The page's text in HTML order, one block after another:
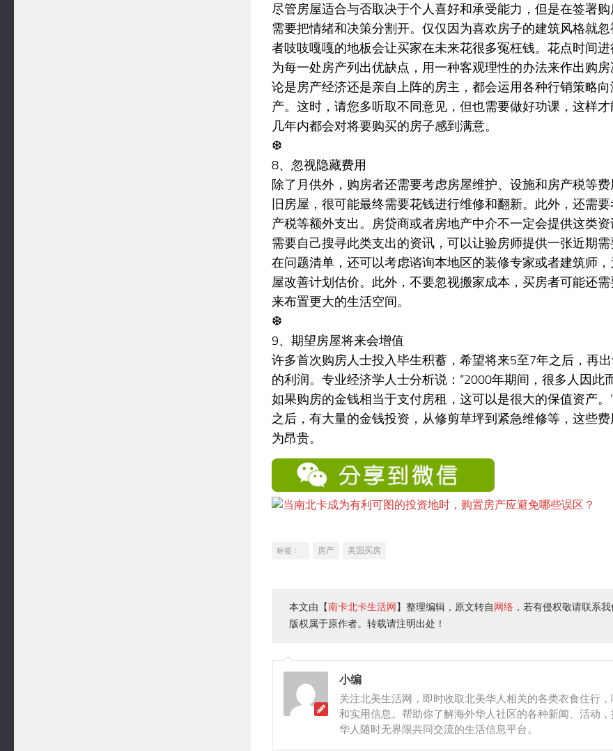
尽管房屋适合与否取决于个人喜好和承受能力，但是在签署
需要把情绪和决策分割开。仅仅因为喜欢房子的建筑风格就
者吱吱嘎嘎的地板会让买家在未来花很多冤枉钱。花点时间进
为每一处房产列出优缺点，用一种客观理性的办法来作出购
论是房产经济还是亲自上阵的房主，都会运用各种行销策略
产。这时，请您多听取不同意见，但也需要做好功课，这样
几年内都会对将要购买的房子感到满意。
❆
8、忽视隐藏费用
除了月供外，购房者还需要考虑房屋维护、设施和房产税等
旧房屋，很可能最终需要花钱进行维修和翻新。此外，还需
产税等额外支出。房贷商或者房地产中介不一定会提供这类
需要自己搜寻此类支出的资讯，可以让验房师提供一张近期
在问题清单，还可以考虑谘询本地区的装修专家或者建筑师
屋改善计划估价。此外，不要忽视搬家成本，买房者可能还
来布置更大的生活空间。
❆
9、期望房屋将来会增值
许多首次购房人士投入毕生积蓄，希望将来5至7年之后，再
的利润。专业经济学人士分析说：“2000年期间，很多人因此
如果购房的金钱相当于支付房租，这可以是很大的保值资产
之后，有大量的金钱投资，从修剪草坪到紧急维修等，这些
为昂贵。
标签： 房产 美国买房
本文由【南卡北卡生活网 】整理编辑，原文转自 网络 ，若有侵权敬请联系
版权属于原作者。转载请注明出处！
小编
关注北美生活网，即时收取北美华人相关的各类衣食住行
和实用信息。帮助你了解海外华人社区的各种新闻、活动
华人随时无界限共同交流的生活信息平台。